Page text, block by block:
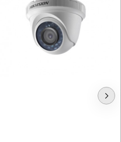
1mpx, 3.6mm, Вътрешна Hikvision